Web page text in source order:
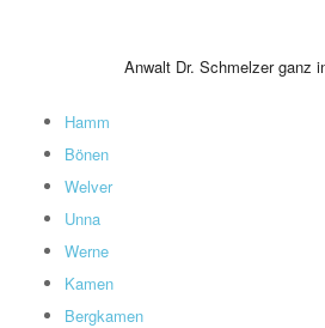
Anwalt Dr. Schmelzer ganz
Hamm
Bönen
Welver
Unna
Werne
Kamen
Bergkamen